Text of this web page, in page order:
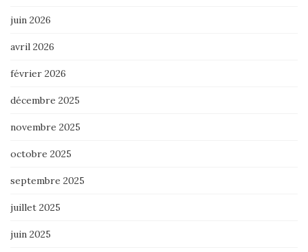
juin 2026
avril 2026
février 2026
décembre 2025
novembre 2025
octobre 2025
septembre 2025
juillet 2025
juin 2025